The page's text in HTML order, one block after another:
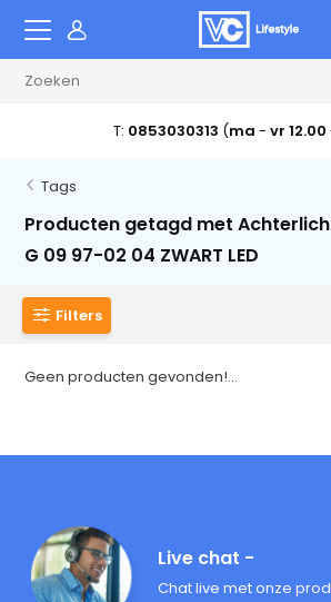
T: 0853030313 (ma - vr 12.00
Tags
Producten getagd met
G 09 97-02 04 ZWART LED
Filters
Geen producten gevonden!...
Live chat -
Chat live met onze